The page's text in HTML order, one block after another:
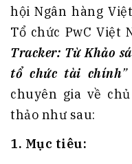
hội Ngân hàng
Tổ chức PwC Việt
Tracker: Từ Khảo
tổ chức tài chính”
chuyên gia về
thảo như sau:
1. Mục tiêu: